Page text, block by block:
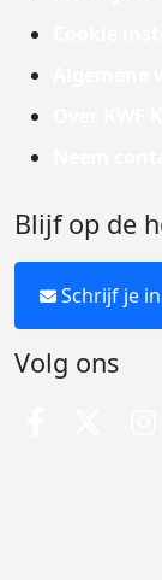
Blijf op de
Schrijf je
Volg ons